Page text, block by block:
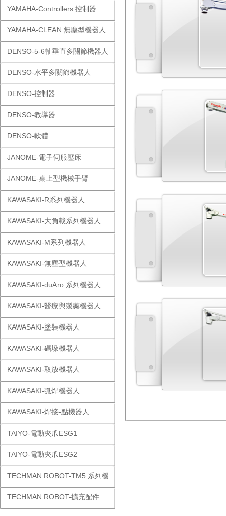
YAMAHA-Controllers 控制器
YAMAHA-CLEAN 無塵型機器人
DENSO-5-6軸垂直多關節機器人
DENSO-水平多關節機器人
DENSO-控制器
DENSO-教導器
DENSO-軟體
JANOME-電子伺服壓床
JANOME-桌上型機械手臂
KAWASAKI-R系列機器人
KAWASAKI-大負載系列機器人
KAWASAKI-M系列機器人
KAWASAKI-無塵型機器人
KAWASAKI-duAro 系列機器人
KAWASAKI-醫療與製藥機器人
KAWASAKI-塗裝機器人
KAWASAKI-碼垛機器人
KAWASAKI-取放機器人
KAWASAKI-弧焊機器人
KAWASAKI-焊接-點機器人
TAIYO-電動夾爪ESG1
TAIYO-電動夾爪ESG2
TECHMAN ROBOT-TM5 系列機器人
TECHMAN ROBOT-擴充配件